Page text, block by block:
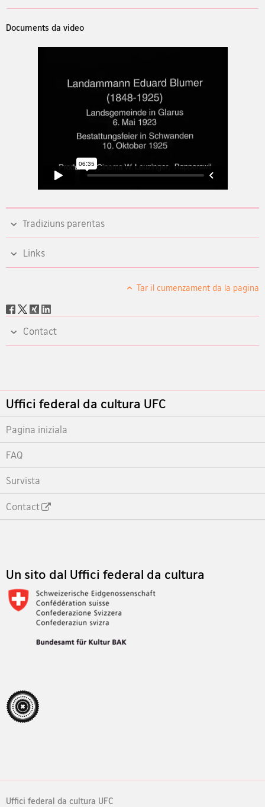
Documents da video
Tradiziuns parentas
Links
Tar il cumenzament da la pagina
Social
Contact
Footer
Uffici federal da cultura UFC
Pagina iniziala
FAQ
Survista
Contact
Un sito dal Uffici federal da cultura
Uffici federal da cultura UFC